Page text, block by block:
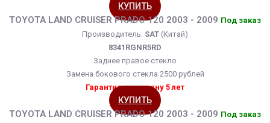
КУПИТЬ
TOYOTA LAND CRUISER PRADO 120 2003 - 2009 Под заказ
Производитель: SAT (Китай)
8341RGNR5RD
Заднее правое стекло
Замена бокового стекла 2500 рублей
Гарантия на замену 5 лет
КУПИТЬ
TOYOTA LAND CRUISER PRADO 120 2003 - 2009 Под заказ